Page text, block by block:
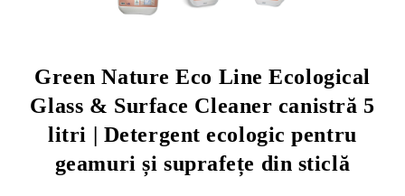
Green Nature Eco Line Ecological
Glass & Surface Cleaner canistră 5
litri | Detergent ecologic pentru
geamuri și suprafețe din sticlă